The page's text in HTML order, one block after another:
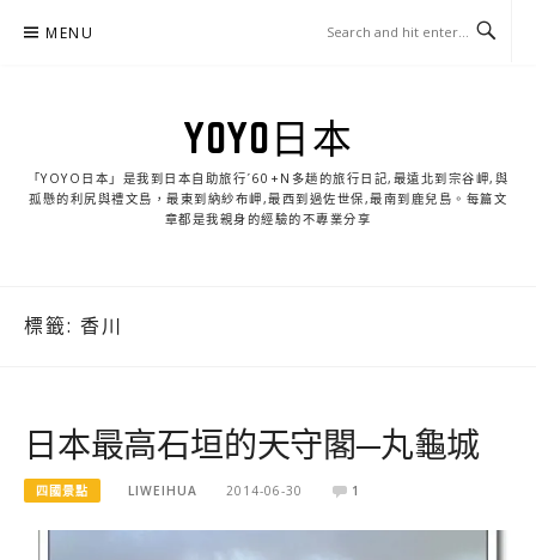
MENU
YOYO日本
「YOYO日本」是我到日本自助旅行ˊ60+N多趟的旅行日記,最遠北到宗谷岬,與
孤懸的利尻與禮文島，最東到納紗布岬,最西到過佐世保,最南到鹿兒島。每篇文
章都是我親身的經驗的不專業分享
標籤: 香川
日本最高石垣的天守閣─丸龜城
四國景點 LIWEIHUA 2014-06-30 1